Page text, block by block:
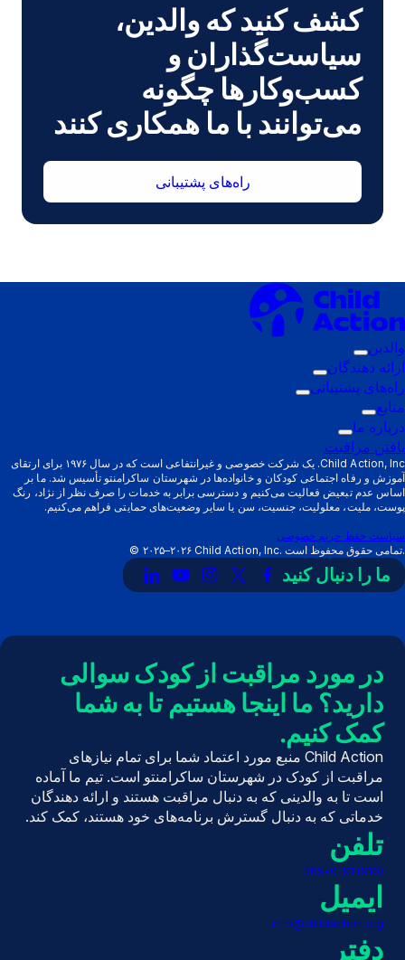
کشف کنید که والدین،
سیاست‌گذاران و
کسب‌وکارها چگونه
می‌توانند با ما همکاری کنند
راه‌های پشتیبانی
والدین
زیرمنوی
فعال‌سازی:
والدین
ارائه دهندگان
زیرمنوی
فعال‌سازی:
راه‌های پشتیبانی
زیرمنوی
پشتیبانی
منابع
زیرمنوی
فعال‌سازی:
منابع
درباره ما
زیرمنوی
فعال‌سازی:
درباره
ما
یافتن مراقبت
Child Action, Inc. یک شرکت خصوصی و غیرانتفاعی است که در سال ۱۹۷۶ برای ارتقای
آموزش و رفاه اجتماعی کودکان و خانواده‌ها در شهرستان ساکرامنتو تأسیس شد. ما بر
اساس عدم تبعیض فعالیت می‌کنیم و دسترسی برابر به خدمات را صرف نظر از نژاد، رنگ
پوست، ملیت، معلولیت، جنسیت، سن یا سایر وضعیت‌های حمایتی فراهم می‌کنیم.
سیاست حفظ حریم خصوصی
© ۲۰۲۵–۲۰۲۶ Child Action, Inc. تمامی حقوق محفوظ است.
ما را دنبال کنید پیوند
به
لینک
به
(توییتر)
لینک
به
لینک
به
لینک
به
در مورد مراقبت از کودک سوالی
دارید؟ ما اینجا هستیم تا به شما
کمک کنیم.
Child Action منبع مورد اعتماد شما برای تمام نیازهای
مراقبت از کودک در شهرستان ساکرامنتو است. تیم ما آماده
است تا به والدینی که به دنبال مراقبت هستند و ارائه دهندگان
خدماتی که به دنبال گسترش برنامه‌های خود هستند، کمک کند.
تلفن
(916) 369-0191
ایمیل
info@childaction.org
دفتر